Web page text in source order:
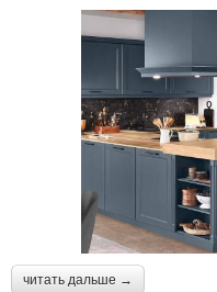
читать дальше →